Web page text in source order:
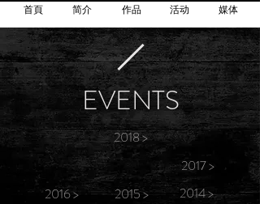
首頁 简介 作品 活动 媒体
EVENTS
2018 >
2017 >
2016 >
2015 >
2014 >